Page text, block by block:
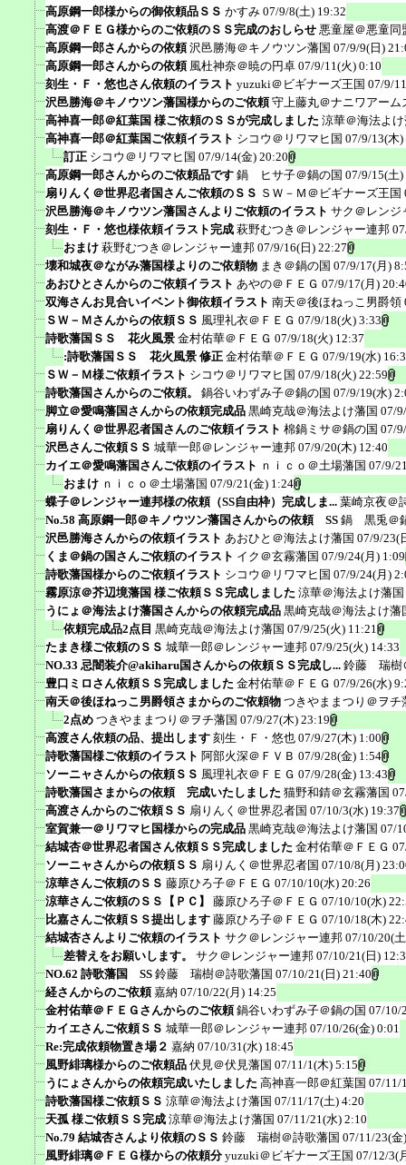
高原鋼一郎様からの御依頼品ＳＳ かすみ 07/9/8(土) 19:32
高渡＠ＦＥＧ様からのご依頼のＳＳ完成のおしらせ 悪童屋＠悪童同
高原鋼一郎さんからの依頼 沢邑勝海＠キノウツン藩国 07/9/9(日)
高原鋼一郎さんからの依頼 風杜神奈＠暁の円卓 07/9/11(火) 0:10
刻生・Ｆ・悠也さん依頼のイラスト yuzuki＠ビギナーズ王国 07/9/
沢邑勝海＠キノウツン藩国様からのご依頼 守上藤丸＠ナニワアーム
高神喜一郎＠紅葉国 様ご依頼のＳＳが完成しました 涼華＠海法よ
高神喜一郎＠紅葉国ご依頼イラスト シコウ＠リワマヒ国 07/9/13(木)
訂正 シコウ＠リワマヒ国 07/9/14(金) 20:20
高原鋼一郎さんからのご依頼品です 鍋 ヒサ子＠鍋の国 07/9/15(土)
扇りんく＠世界忍者国さんご依頼のＳＳ ＳＷ－Ｍ＠ビギナーズ王国
沢邑勝海＠キノウツン藩国さんよりご依頼のイラスト サク＠レンジ
刻生・Ｆ・悠也様依頼イラスト完成 萩野むつき＠レンジャー連邦
おまけ 萩野むつき＠レンジャー連邦 07/9/16(日) 22:27
壊和城夜＠ながみ藩国様よりのご依頼物 まき＠鍋の国 07/9/17(月)
あおひとさんからのご依頼イラスト あやの＠ＦＥＧ 07/9/17(月)
双海さんお見合いイベント御依頼イラスト 南天＠後ほねっこ男爵領
ＳＷ－Ｍさんからの依頼ＳＳ 風理礼衣＠ＦＥＧ 07/9/18(火) 3:33
詩歌藩国ＳＳ 花火風景 金村佑華＠ＦＥＧ 07/9/18(火) 12:37
:詩歌藩国ＳＳ 花火風景 修正 金村佑華＠ＦＥＧ 07/9/19(水)
ＳＷ－Ｍ様ご依頼イラスト シコウ＠リワマヒ国 07/9/18(火) 22:59
詩歌藩国さんからのご依頼。
鍋谷いわずみ子＠鍋の国 07/9/19(水)
脚立＠愛鳴藩国さんからの依頼完成品 黒崎克哉＠海法よけ藩国 07/
扇りんく＠世界忍者国さんのご依頼イラスト 棉鍋ミサ＠鍋の国 07/
沢邑さんご依頼ＳＳ 城華一郎＠レンジャー連邦 07/9/20(木) 12:40
カイエ＠愛鳴藩国さんご依頼のイラスト ｎｉｃｏ＠土場藩国 07/9/
おまけ ｎｉｃｏ＠土場藩国 07/9/21(金) 1:24
蝶子＠レンジャー連邦様の依頼（SS自由枠）完成しま... 葉崎京夜＠
No.58 高原鋼一郎＠キノウツン藩国さんからの依頼 SS 鍋 黒兎＠
沢邑勝海さんからの依頼イラスト あおひと＠海法よけ藩国 07/9/23(
くま＠鍋の国さんご依頼のイラスト イク＠玄霧藩国 07/9/24(月) 1:09
詩歌藩国様からのご依頼イラスト シコウ＠リワマヒ国 07/9/24(月)
霧原涼＠芥辺境藩国 様ご依頼ＳＳ完成しました 涼華＠海法よけ藩国
うにょ＠海法よけ藩国さんからの依頼完成品 黒崎克哉＠海法よけ藩
依頼完成品2点目 黒崎克哉＠海法よけ藩国 07/9/25(火) 11:21
たまき様ご依頼のＳＳ 城華一郎＠レンジャー連邦 07/9/25(火) 14:33
NO.33 忌闇装介@akiharu国さんからの依頼ＳＳ完成し... 鈴藤 瑞樹
豊口ミロさん依頼ＳＳ完成しました 金村佑華＠ＦＥＧ 07/9/26(水)
南天＠後ほねっこ男爵領さまからのご依頼物 つきやままつり＠ヲチ
2点め つきやままつり＠ヲチ藩国 07/9/27(木) 23:19
高渡さん依頼の品、提出します 刻生・Ｆ・悠也 07/9/27(木) 1:00
詩歌藩国様ご依頼のイラスト 阿部火深＠ＦＶＢ 07/9/28(金) 1:54
ソーニャさんからの依頼ＳＳ 風理礼衣＠ＦＥＧ 07/9/28(金) 13:43
詩歌藩国さまからの依頼 完成いたしました 猫野和錆＠玄霧藩国
高渡さんからのご依頼ＳＳ 扇りんく＠世界忍者国 07/10/3(水) 19:37
室賀兼一＠リワマヒ国様からの完成品 黒崎克哉＠海法よけ藩国 07/
結城杏＠世界忍者国さん依頼ＳＳ完成しました 金村佑華＠ＦＥＧ
ソーニャさんからの依頼ＳＳ 扇りんく＠世界忍者国 07/10/8(月)
涼華さんご依頼のＳＳ 藤原ひろ子＠ＦＥＧ 07/10/10(水) 20:26
涼華さんご依頼のＳＳ【ＰＣ】
藤原ひろ子＠ＦＥＧ 07/10/10(水)
比嘉さんご依頼ＳＳ提出します 藤原ひろ子＠ＦＥＧ 07/10/18(木)
結城杏さんよりご依頼のイラスト サク＠レンジャー連邦 07/10/20(
差替えをお願いします。
サク＠レンジャー連邦 07/10/21(日)
NO.62 詩歌藩国 SS 鈴藤 瑞樹＠詩歌藩国 07/10/21(日) 21:40
経さんからのご依頼 嘉納 07/10/22(月) 14:25
金村佑華＠ＦＥＧさんからのご依頼 鍋谷いわずみ子＠鍋の国 07/10/
カイエさんご依頼ＳＳ 城華一郎＠レンジャー連邦 07/10/26(金) 0:01
Re:完成依頼物置き場２ 嘉納 07/10/31(水) 18:45
風野緋璃様からのご依頼品 伏見＠伏見藩国 07/11/1(木) 5:15
うにょさんからの依頼完成いたしました 高神喜一郎＠紅葉国 07/11/
詩歌藩国様ご依頼ＳＳ 涼華＠海法よけ藩国 07/11/17(土) 4:20
天孤 様ご依頼ＳＳ完成 涼華＠海法よけ藩国 07/11/21(水) 2:10
No.79 結城杏さんより依頼のＳＳ 鈴藤 瑞樹＠詩歌藩国 07/11/23(金
風野緋璃＠ＦＥＧ様からの依頼分 yuzuki＠ビギナーズ王国 07/12/3(